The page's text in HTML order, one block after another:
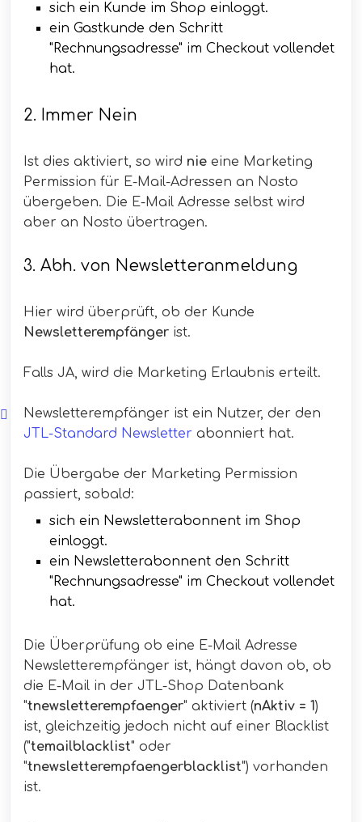
sich ein Kunde im Shop einloggt.
ein Gastkunde den Schritt
"Rechnungsadresse" im Checkout vollendet
hat.
2. Immer Nein
Ist dies aktiviert, so wird nie eine Marketing
Permission für E-Mail-Adressen an Nosto
übergeben. Die E-Mail Adresse selbst wird
aber an Nosto übertragen.
3. Abh. von Newsletteranmeldung
Hier wird überprüft, ob der Kunde
Newsletterempfänger ist.
Falls JA, wird die Marketing Erlaubnis erteilt.
Newsletterempfänger ist ein Nutzer, der den
JTL-Standard Newsletter abonniert hat.
Die Übergabe der Marketing Permission
passiert, sobald:
sich ein Newsletterabonnent im Shop
einloggt.
ein Newsletterabonnent den Schritt
"Rechnungsadresse" im Checkout vollendet
hat.
Die Überprüfung ob eine E-Mail Adresse
Newsletterempfänger ist, hängt davon ob, ob
die E-Mail in der JTL-Shop Datenbank
"tnewsletterempfaenger" aktiviert (nAktiv = 1)
ist, gleichzeitig jedoch nicht auf einer Blacklist
("temailblacklist" oder
"tnewsletterempfaengerblacklist") vorhanden
ist.